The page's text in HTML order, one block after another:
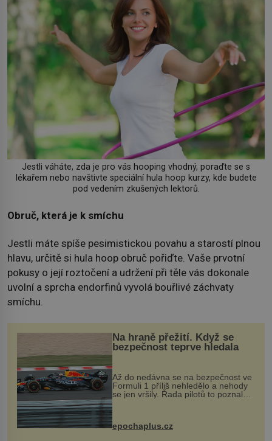
Jestli váháte, zda je pro vás hooping vhodný, poraďte se s
lékařem nebo navštivte speciální hula hoop kurzy, kde budete
pod vedením zkušených lektorů.
Obruč, která je k smíchu
Jestli máte spíše pesimistickou povahu a starostí plnou
hlavu, určitě si hula hoop obruč pořiďte. Vaše prvotní
pokusy o její roztočení a udržení při těle vás dokonale
uvolní a sprcha endorfinů vyvolá bouřlivé záchvaty
smíchu.
Na hraně přežití. Když se
bezpečnost teprve hledala
Až do nedávna se na bezpečnost ve
Formuli 1 příliš nehledělo a nehody
se jen vršily. Řada pilotů to poznala
na vlastní kůži, často s trvalými
následky nebo bohužel i ztrátou
života. Dnes nepochopiteln...
epochaplus.cz